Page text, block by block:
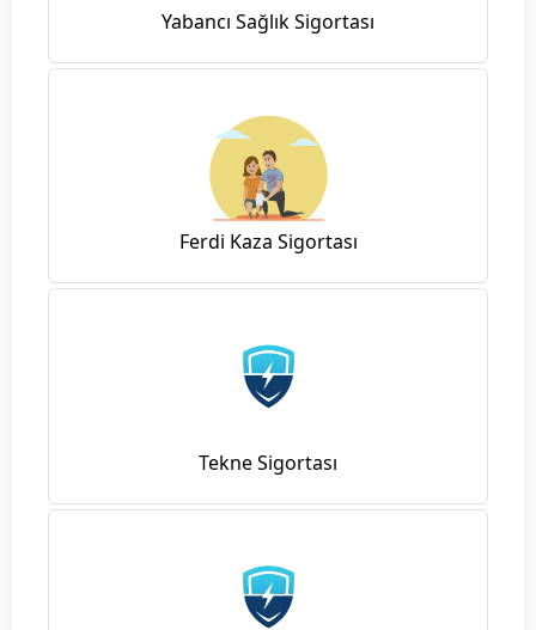
Yabancı Sağlık Sigortası
Ferdi Kaza Sigortası
Tekne Sigortası